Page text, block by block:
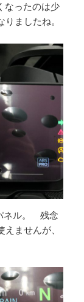
なったのは少
ましたね。
ネル。 残念
ませんが、